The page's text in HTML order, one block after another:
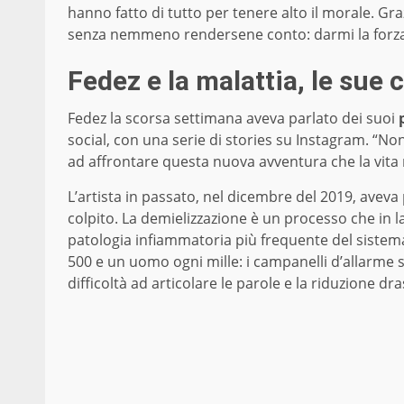
hanno fatto di tutto per tenere alto il morale.
senza nemmeno rendersene conto: darmi la
Fedez e la malattia, le sue
Fedez la scorsa settimana aveva parlato dei suoi
social, con una serie di stories su Instagram.
ad affrontare questa nuova avventura che la vita
L’artista in passato, nel dicembre del 2019,
colpito. La demielizzazione è un processo che
patologia infiammatoria più frequente del
500 e un uomo ogni mille: i campanelli
difficoltà ad articolare le parole e la riduzione